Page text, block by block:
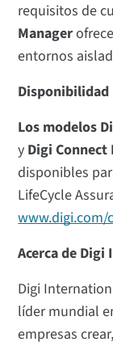
requisitos de
Manager
entornos
Disponibilidad
Los modelos
y Digi Connect
disponibles
LifeCycle
Acerca de
Digi
líder mundial
empresas